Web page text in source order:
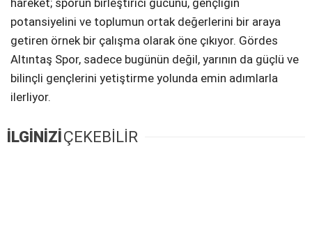
hareket; sporun birleştirici gücünü, gençliğin
potansiyelini ve toplumun ortak değerlerini bir araya
getiren örnek bir çalışma olarak öne çıkıyor. Gördes
Altıntaş Spor, sadece bugünün değil, yarının da güçlü ve
bilinçli gençlerini yetiştirme yolunda emin adımlarla
ilerliyor.
İLGİNİZİ ÇEKEBİLİR